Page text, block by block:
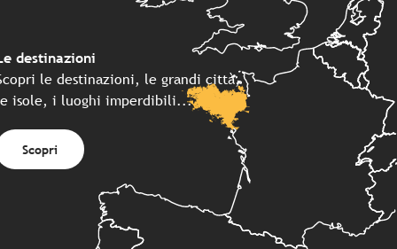
destinazioni
le destinazioni, le grandi città,
isole, i luoghi imperdibili...
Scopri